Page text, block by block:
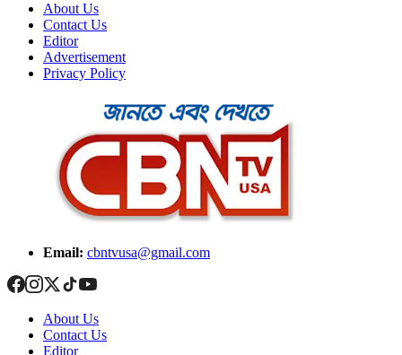
About Us
Contact Us
Editor
Advertisement
Privacy Policy
Email: cbntvusa@gmail.com
About Us
Contact Us
Editor